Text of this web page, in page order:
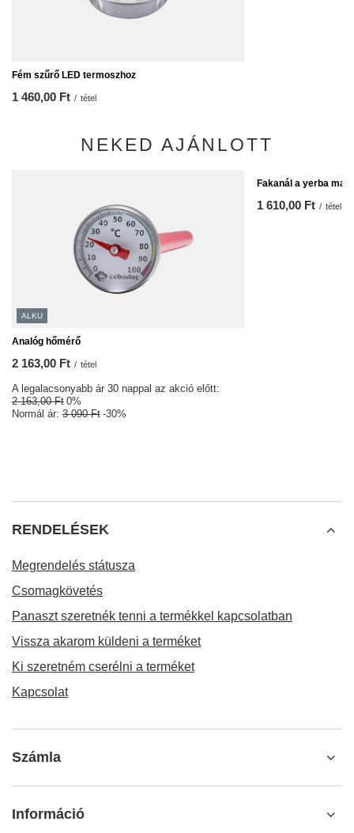
Fém szűrő LED termoszhoz
1 460,00 Ft / tétel
NEKED AJÁNLOTT
ALKU
Analóg hőmérő
2 163,00 Ft / tétel
A legalacsonyabb ár 30 nappal az akció előtt:
2 163,00 Ft 0%
Normál ár: 3 090 Ft -30%
Fakanál a yerba
1 610,00 Ft / tétel
RENDELÉSEK
Megrendelés státusza
Csomagkövetés
Panaszt szeretnék tenni a termékkel kapcsolatban
Vissza akarom küldeni a terméket
Ki szeretném cserélni a terméket
Kapcsolat
Számla
Információ